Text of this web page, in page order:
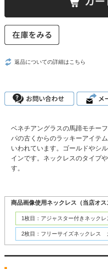
返品についての詳細はこちら
ベネチアングラスの馬蹄モチー
パの古くからのラッキーアイテ
いわれています。ゴールドやシ
インです。ネックレスのタイプ
す。
商品画像使用ネックレス（当店オス
1枚目：アジャスター付きネック
2枚目：フリーサイズネックレス